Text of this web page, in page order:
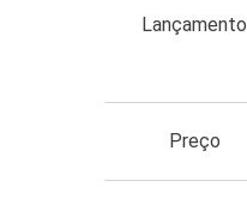
Lançamento
Preço